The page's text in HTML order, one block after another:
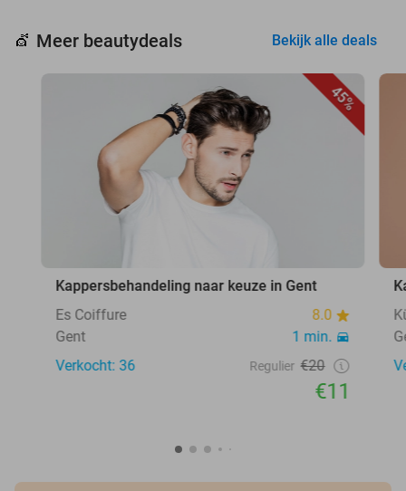
💇 Meer beautydeals Bekijk alle deals
45%
Kappersbehandeling naar keuze in Gent
Es Coiffure
8.0
Gent
1 min.
Verkocht: 36
Regulier €20
€11